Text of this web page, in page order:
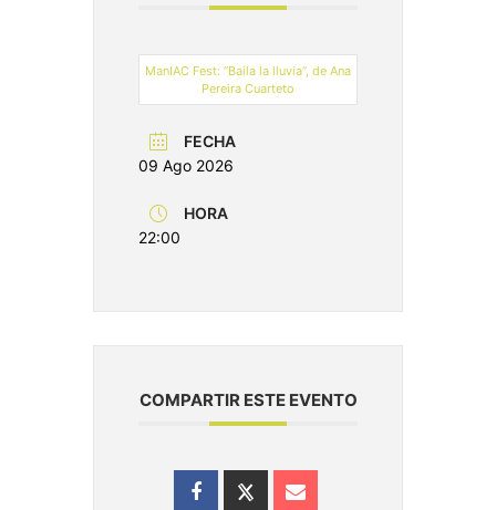
ManIAC Fest: “Baila la lluvia”, de Ana
Pereira Cuarteto
FECHA
09 Ago 2026
HORA
22:00
COMPARTIR ESTE EVENTO